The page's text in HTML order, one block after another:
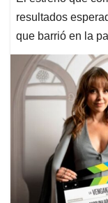
resultados
que barrió en la